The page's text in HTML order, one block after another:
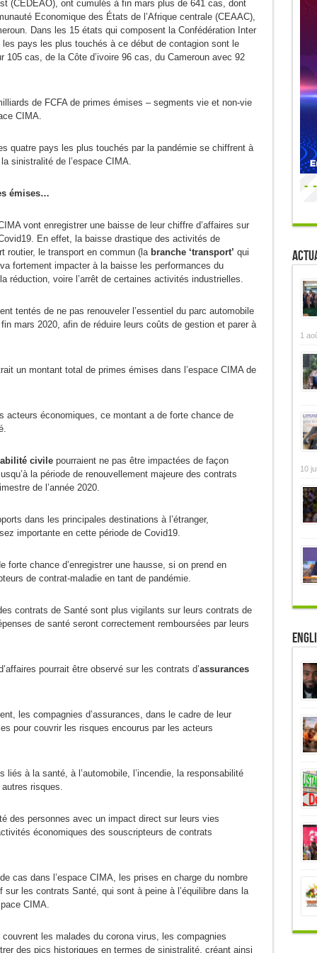
(CEDEAO), ont cumulés à fin mars plus de 641 cas, dont
Economique des États de l’Afrique centrale (CEAAC),
Dans les 15 états qui composent la Confédération Inter
pays les plus touchés à ce début de contagion sont le
cas, de la Côte d’ivoire 96 cas, du Cameroun avec 92
de FCFA de primes émises – segments vie et non-vie
CIMA.
quatre pays les plus touchés par la pandémie se chiffrent à
sinistralité de l’espace CIMA.
émises…
vont enregistrer une baisse de leur chiffre d’affaires sur
En effet, la baisse drastique des activités de
routier, le transport en commun (la branche ‘transport’ qui
fortement impacter à la baisse les performances du
réduction, voire l’arrêt de certaines activités industrielles.
tentés de ne pas renouveler l’essentiel du parc automobile
mars 2020, afin de réduire leurs coûts de gestion et parer à
un montant total de primes émises dans l’espace CIMA de
économiques, ce montant a de forte chance de
civilepourraient ne pas être impactées de façon
la période de renouvellement majeure des contrats
de l’année 2020.
dans les principales destinations à l’étranger,
importante en cette période de Covid19.
forte chance d’enregistrer une hausse, si on prend en
de contrat-maladie en tant de pandémie.
contrats de Santé sont plus vigilants sur leurs contrats de
de santé seront correctement remboursées par leurs
pourrait être observé sur les contrats d’assurances
les compagnies d’assurances, dans le cadre de leur
pour couvrir les risques encourus par les acteurs
à la santé, à l’automobile, l’incendie, la responsabilité
risques.
des personnes avec un impact direct sur leurs vies
économiques des souscripteurs de contrats
cas dans l’espace CIMA, les prises en charge du nombre
les contrats Santé, qui sont à peine à l’équilibre dans la
CIMA.
les malades du corona virus, les compagnies
des pics historiques en termes de sinistralité, créant ainsi
1
10